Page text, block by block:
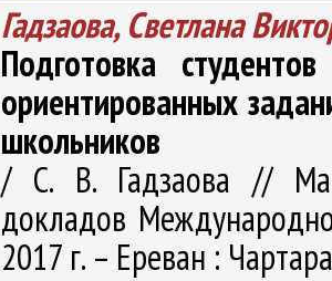
Гадзаова, Светлана
Подготовка
ориентированных
школьников
/ С. В. Гадзаова //
докладов
2017 г. – Ереван :